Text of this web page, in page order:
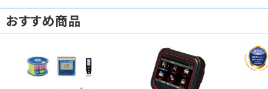
おすすめ商品